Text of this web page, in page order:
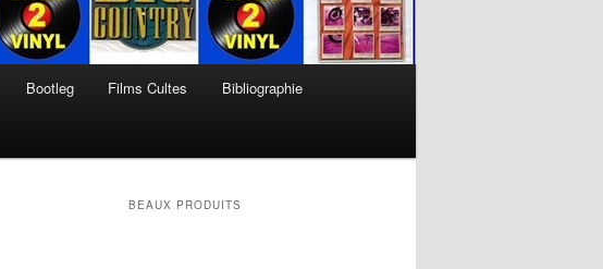
Bootleg Films Cultes Bibliographie
BEAUX PRODUITS